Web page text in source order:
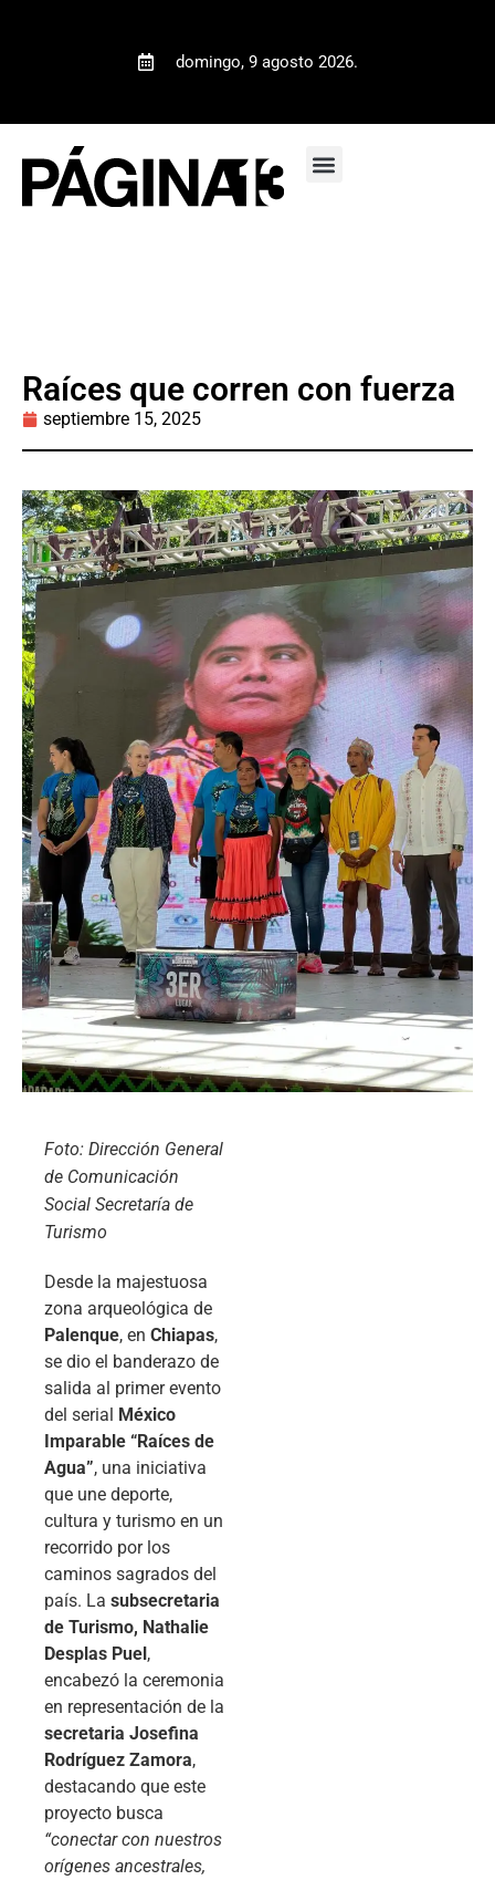
domingo, 9 agosto 2026.
Raíces que corren con fuerza
septiembre 15, 2025
Foto: Dirección General
de Comunicación
Social Secretaría de
Turismo
Desde la majestuosa
zona arqueológica de
Palenque, en Chiapas,
se dio el banderazo de
salida al primer evento
del serial México
Imparable “Raíces de
Agua”, una iniciativa
que une deporte,
cultura y turismo en un
recorrido por los
caminos sagrados del
país. La subsecretaria
de Turismo, Nathalie
Desplas Puel,
encabezó la ceremonia
en representación de la
secretaria Josefina
Rodríguez Zamora,
destacando que este
proyecto busca
“conectar con nuestros
orígenes ancestrales,